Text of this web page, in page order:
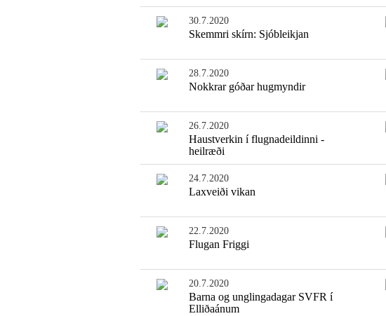
30.7.2020
Skemmri skírn: Sjóbleikjan
28.7.2020
Nokkrar góðar hugmyndir
26.7.2020
Haustverkin í flugnadeildinni -
heilræði
24.7.2020
Laxveiði vikan
22.7.2020
Flugan Friggi
20.7.2020
Barna og unglingadagar SVFR í
Elliðaánum